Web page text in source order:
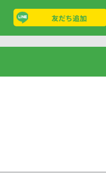
友だち追加